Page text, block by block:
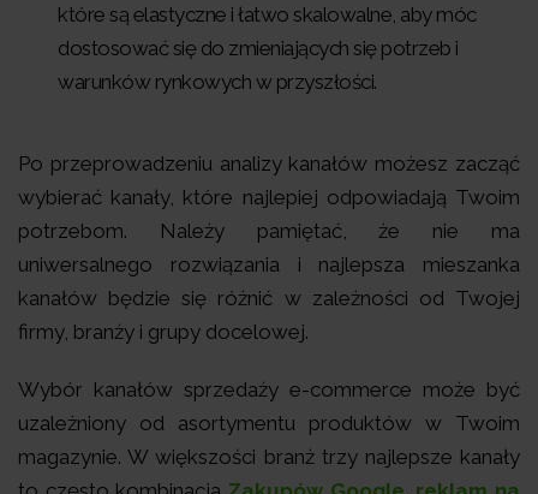
które są elastyczne i łatwo skalowalne, aby móc
dostosować się do zmieniających się potrzeb i
warunków rynkowych w przyszłości.
Po przeprowadzeniu analizy kanałów możesz zacząć
wybierać kanały, które najlepiej odpowiadają Twoim
potrzebom. Należy pamiętać, że nie ma
uniwersalnego rozwiązania i najlepsza mieszanka
kanałów będzie się różnić w zależności od Twojej
firmy, branży i grupy docelowej.
Wybór kanałów sprzedaży e-commerce może być
uzależniony od asortymentu produktów w Twoim
magazynie. W większości branż trzy najlepsze kanały